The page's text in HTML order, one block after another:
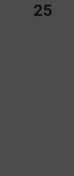
25